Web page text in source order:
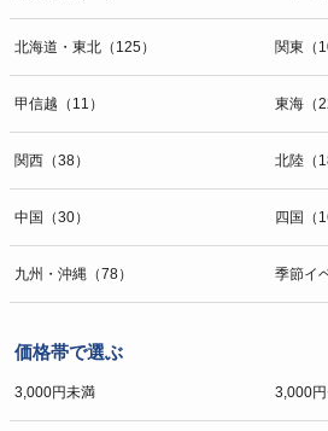
北海道・東北（125） 関東（
甲信越（11） 東海（
関西（38） 北陸（
中国（30） 四国（
九州・沖縄（78） 季節イ
価格帯で選ぶ
3,000円未満 3,000